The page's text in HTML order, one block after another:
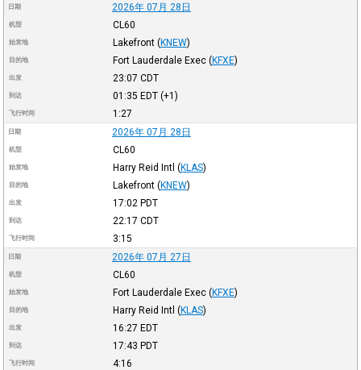
日期 2026年 07月 28日
机型 CL60
始发地 Lakefront (KNEW)
目的地 Fort Lauderdale Exec (KFXE)
出发 23:07 CDT
到达 01:35 EDT(+1)
飞行时间 1:27
日期 2026年 07月 28日
机型 CL60
始发地 Harry Reid Intl (KLAS)
目的地 Lakefront (KNEW)
出发 17:02 PDT
到达 22:17 CDT
飞行时间 3:15
日期 2026年 07月 27日
机型 CL60
始发地 Fort Lauderdale Exec (KFXE)
目的地 Harry Reid Intl (KLAS)
出发 16:27 EDT
到达 17:43 PDT
飞行时间 4:16